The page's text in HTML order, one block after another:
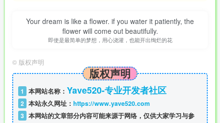
Your dream is like a flower. if you water it patiently, the
flower will come out beautifully.
即使是最简单的梦想，用心浇灌，也能开出绚烂的花
© 版权声明
版权声明
1 本网站名称： Yave520-专业开发者社区
2 本站永久网址： https://www.yave520.com
3 本网站的文章部分内容可能来源于网络，仅供大家学习与参